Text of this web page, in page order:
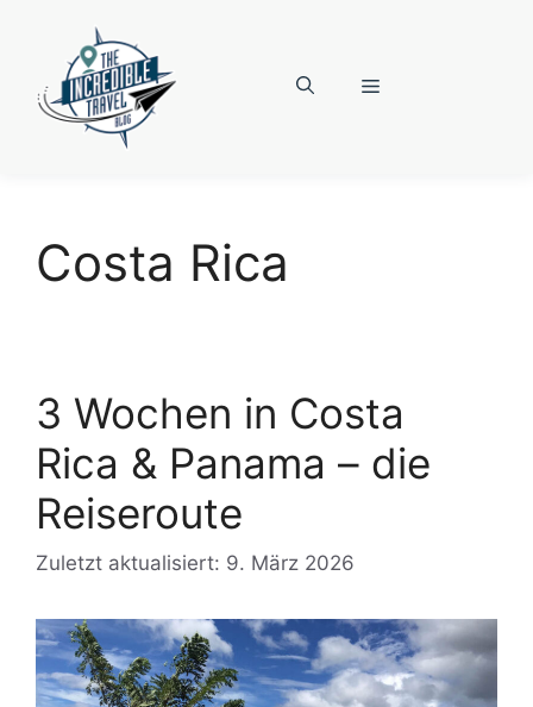
springen
Menü
Costa Rica
3 Wochen in Costa
Rica & Panama – die
Reiseroute
Zuletzt aktualisiert: 9. März 2026